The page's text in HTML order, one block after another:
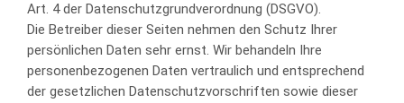
Art. 4 der Datenschutzgrundverordnung (DSGVO).
Die Betreiber dieser Seiten nehmen den Schutz Ihrer
persönlichen Daten sehr ernst. Wir behandeln Ihre
personenbezogenen Daten vertraulich und entsprechend
der gesetzlichen Datenschutzvorschriften sowie dieser